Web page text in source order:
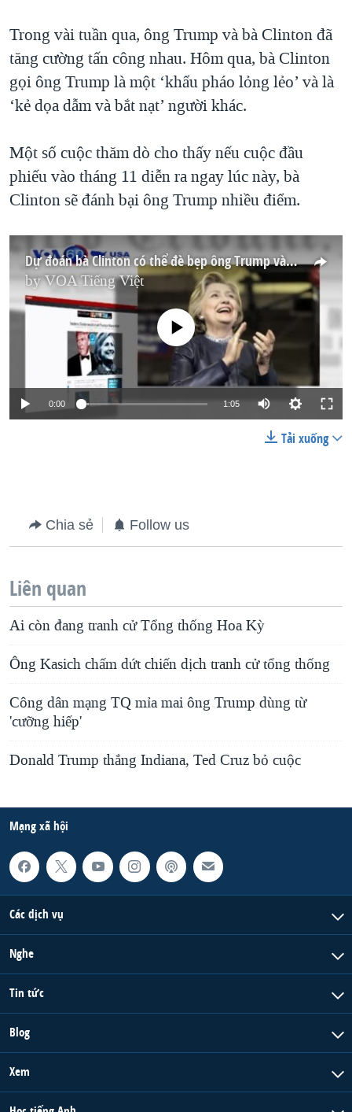
Trong vài tuần qua, ông Trump và bà Clinton đã
tăng cường tấn công nhau. Hôm qua, bà Clinton
gọi ông Trump là một ‘khẩu pháo lỏng lẻo’ và là
‘kẻ dọa dẫm và bắt nạt’ người khác.
Một số cuộc thăm dò cho thấy nếu cuộc đầu
phiếu vào tháng 11 diễn ra ngay lúc này, bà
Clinton sẽ đánh bại ông Trump nhiều điểm.
Dự đoán bà Clinton có thể đè bẹp ông Trump vào tháng 11 (VOA60)
byVOA Tiếng Việt
No media source currently available
0:00 1:05
Tải xuống
Chia sẻ Follow us
Liên quan
Ai còn đang tranh cử Tổng thống Hoa Kỳ
Ông Kasich chấm dứt chiến dịch tranh cử tổng thống
Công dân mạng TQ mỉa mai ông Trump dùng từ
'cưỡng hiếp'
Donald Trump thắng Indiana, Ted Cruz bỏ cuộc
Mạng xã hội
Các dịch vụ
Nghe
Tin tức
Blog
Xem